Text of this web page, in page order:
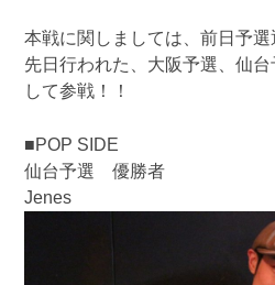
本戦に関しましては、前日予選
先日行われた、大阪予選、仙
して参戦！！
■POP SIDE
仙台予選 優勝者
Jenes